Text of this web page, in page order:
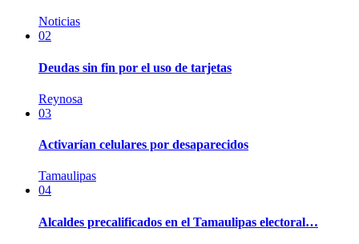
Noticias
02
Deudas sin fin por el uso de tarjetas
Reynosa
03
Activarían celulares por desaparecidos
Tamaulipas
04
Alcaldes precalificados en el Tamaulipas electoral…